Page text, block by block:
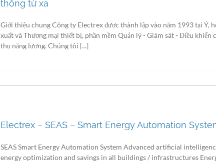
thống từ xa
Giới thiệu chung Công ty Electrex được thành lập vào năm 1993 tại Ý,
xuất và Thương mại thiết bị, phần mềm Quản lý - Giám sát - Điều khiển
thụ năng lượng. Chúng tôi [...]
Electrex – SEAS – Smart Energy Automation
SEAS Smart Energy Automation System Advanced artificial
energy optimization and savings in all buildings / infrastructures